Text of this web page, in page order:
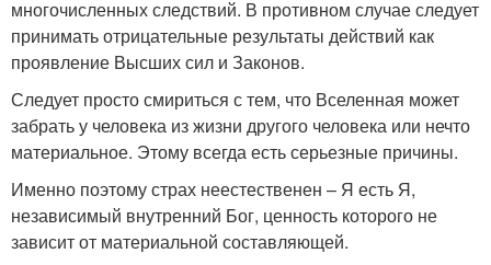
многочисленных следствий. В противном случае следует
принимать отрицательные результаты действий как
проявление Высших сил и Законов.
Следует просто смириться с тем, что Вселенная может
забрать у человека из жизни другого человека или нечто
материальное. Этому всегда есть серьезные причины.
Именно поэтому страх неестественен – Я есть Я,
независимый внутренний Бог, ценность которого не
зависит от материальной составляющей.